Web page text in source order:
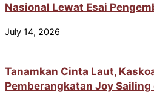
Nasional Lewat Esai
July 14, 2026
Tanamkan Cinta Laut,
Pemberangkatan Joy Sailing